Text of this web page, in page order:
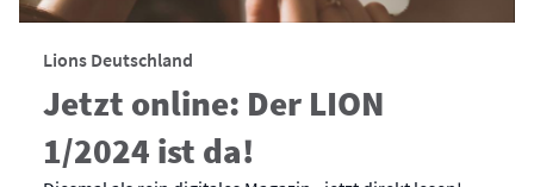
Lions Deutschland
Jetzt online: Der LION
1/2024 ist da!